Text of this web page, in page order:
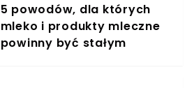
5 powodów, dla których
mleko i produkty mleczne
powinny być stałym